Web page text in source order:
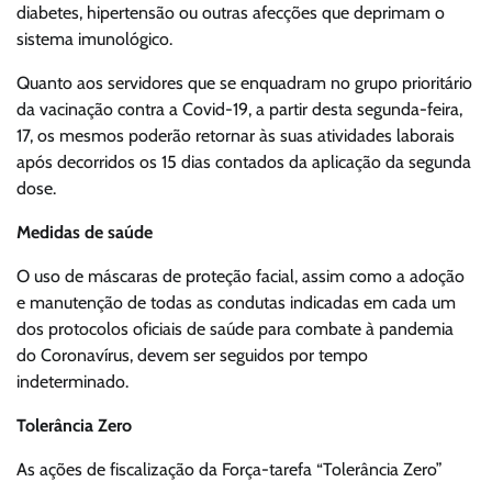
diabetes, hipertensão ou outras afecções que deprimam o
sistema imunológico.
Quanto aos servidores que se enquadram no grupo prioritário
da vacinação contra a Covid-19, a partir desta segunda-feira,
17, os mesmos poderão retornar às suas atividades laborais
após decorridos os 15 dias contados da aplicação da segunda
dose.
Medidas de saúde
O uso de máscaras de proteção facial, assim como a adoção
e manutenção de todas as condutas indicadas em cada um
dos protocolos oficiais de saúde para combate à pandemia
do Coronavírus, devem ser seguidos por tempo
indeterminado.
Tolerância Zero
As ações de fiscalização da Força-tarefa “Tolerância Zero”